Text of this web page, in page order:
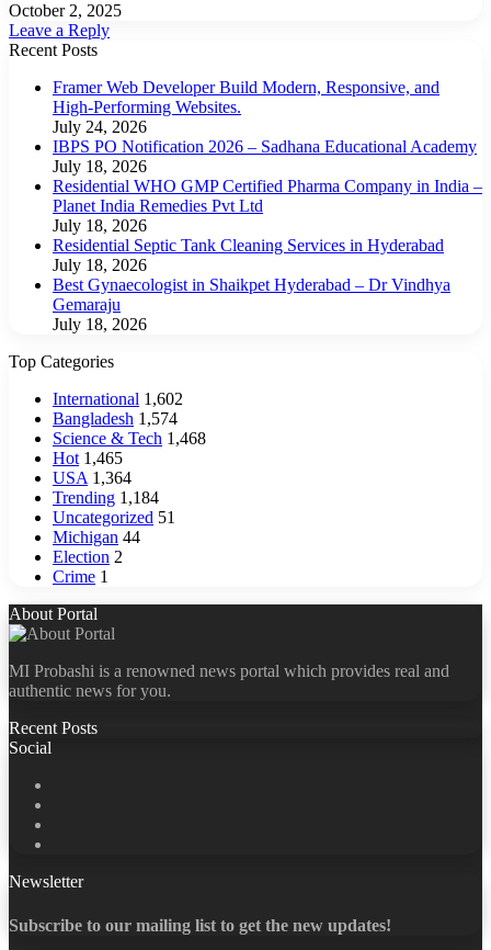
October 2, 2025
Leave a Reply
Recent Posts
Framer Web Developer Build Modern, Responsive, and
High-Performing Websites.
July 24, 2026
IBPS PO Notification 2026 – Sadhana Educational Academy
July 18, 2026
Residential WHO GMP Certified Pharma Company in India –
Planet India Remedies Pvt Ltd
July 18, 2026
Residential Septic Tank Cleaning Services in Hyderabad
July 18, 2026
Best Gynaecologist in Shaikpet Hyderabad – Dr Vindhya
Gemaraju
July 18, 2026
Top Categories
International 1,602
Bangladesh 1,574
Science & Tech 1,468
Hot 1,465
USA 1,364
Trending 1,184
Uncategorized 51
Michigan 44
Election 2
Crime 1
About Portal
MI Probashi is a renowned news portal which provides real and
authentic news for you.
Recent Posts
Social
Newsletter
Subscribe to our mailing list to get the new updates!